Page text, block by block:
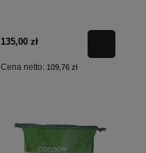
135,00 zł
Cena netto: 109,76 zł